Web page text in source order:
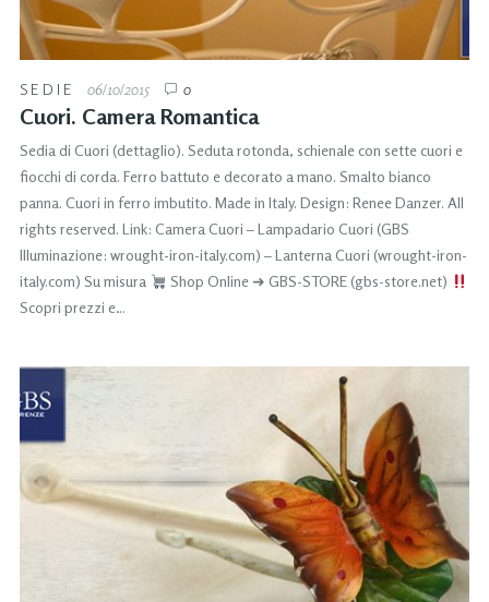
SEDIE 06/10/2015 0
Cuori. Camera Romantica
Sedia di Cuori (dettaglio). Seduta rotonda, schienale con sette cuori e
fiocchi di corda. Ferro battuto e decorato a mano. Smalto bianco
panna. Cuori in ferro imbutito. Made in Italy. Design: Renee Danzer. All
rights reserved. Link: Camera Cuori – Lampadario Cuori (GBS
Illuminazione: wrought-iron-italy.com) – Lanterna Cuori (wrought-iron-
italy.com) Su misura
Shop Online ➜ GBS-STORE (gbs-store.net)
Scopri prezzi e…